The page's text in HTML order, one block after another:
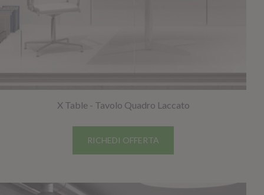
X Table - Tavolo Quadro Laccato
RICHEDI OFFERTA